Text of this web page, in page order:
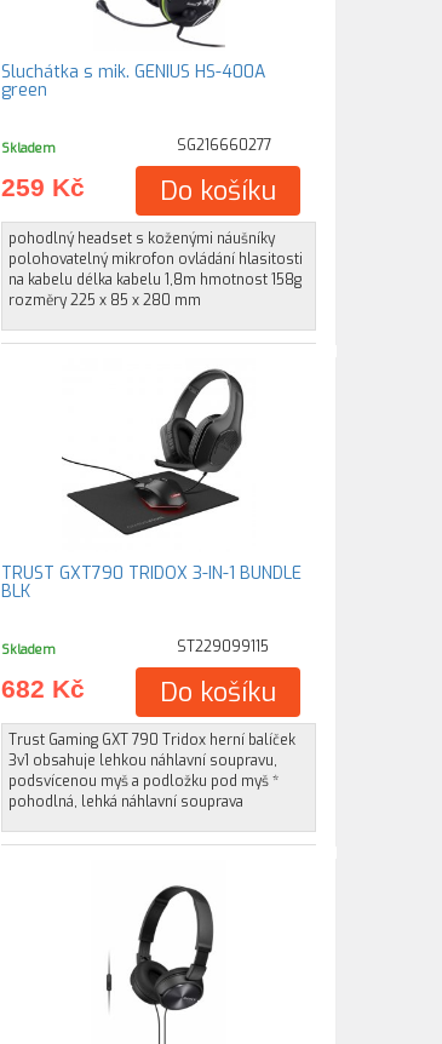
Sluchátka s mik. GENIUS HS-400A
green
Skladem SG216660277
259 Kč Do košíku
pohodlný headset s koženými náušníky
polohovatelný mikrofon ovládání hlasitosti
na kabelu délka kabelu 1,8m hmotnost 158g
rozměry 225 x 85 x 280 mm
TRUST GXT790 TRIDOX 3-IN-1 BUNDLE
BLK
Skladem ST229099115
682 Kč Do košíku
Trust Gaming GXT 790 Tridox herní balíček
3v1 obsahuje lehkou náhlavní soupravu,
podsvícenou myš a podložku pod myš *
pohodlná, lehká náhlavní souprava